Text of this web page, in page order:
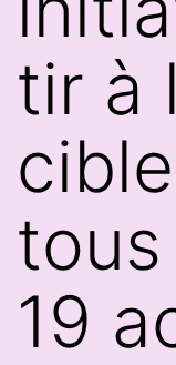
tir à
19